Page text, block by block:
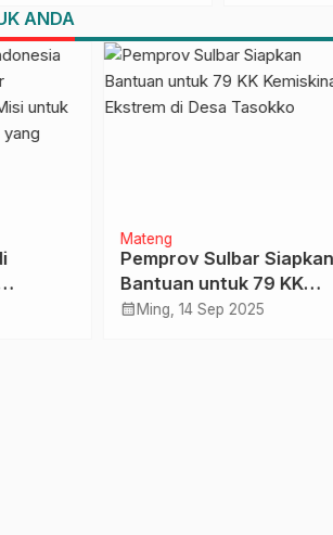
ANDA
Mateng
Pemprov Sulbar Siapkan
Bantuan untuk 79 KK
Kemiskinan Ekstrem di
calendar_monthMing, 14 Sep 2025